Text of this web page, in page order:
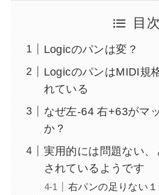
目次
Logicのパンは変？
LogicのパンはMIDI規
れている
なぜ左-64 右+63がマ
か？
実用的には問題ない
されているようです
右パンの足りない